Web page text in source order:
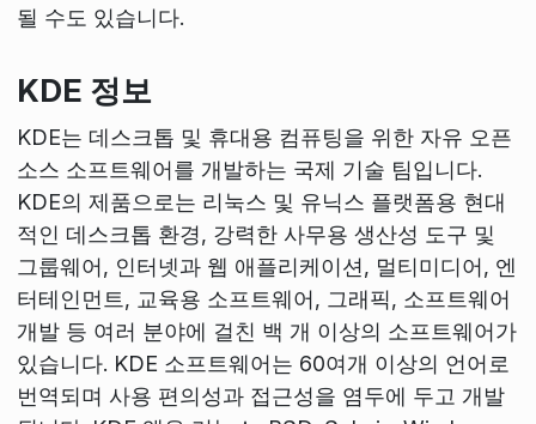
될 수도 있습니다.
KDE 정보
KDE는 데스크톱 및 휴대용 컴퓨팅을 위한 자유 오픈
소스 소프트웨어를 개발하는 국제 기술 팀입니다.
KDE의 제품으로는 리눅스 및 유닉스 플랫폼용 현대
적인 데스크톱 환경, 강력한 사무용 생산성 도구 및
그룹웨어, 인터넷과 웹 애플리케이션, 멀티미디어, 엔
터테인먼트, 교육용 소프트웨어, 그래픽, 소프트웨어
개발 등 여러 분야에 걸친 백 개 이상의 소프트웨어가
있습니다. KDE 소프트웨어는 60여개 이상의 언어로
번역되며 사용 편의성과 접근성을 염두에 두고 개발